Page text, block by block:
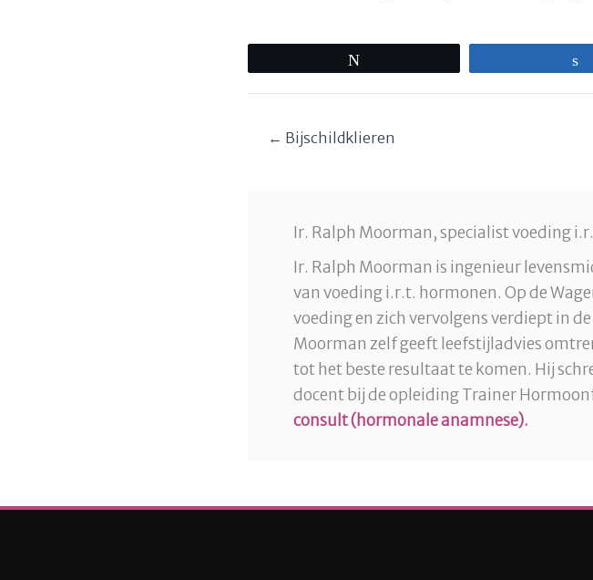
← Bijschildklieren
Ir. Ralph Moorman, specialist voeding
Ir. Ralph Moorman is ingenieur
van voeding i.r.t. hormonen. Op de
voeding en zich vervolgens verdiept in
Moorman zelf geeft leefstijladvies
tot het beste resultaat te komen. Hij
docent bij de opleiding Trainer
consult (hormonale anamnese).